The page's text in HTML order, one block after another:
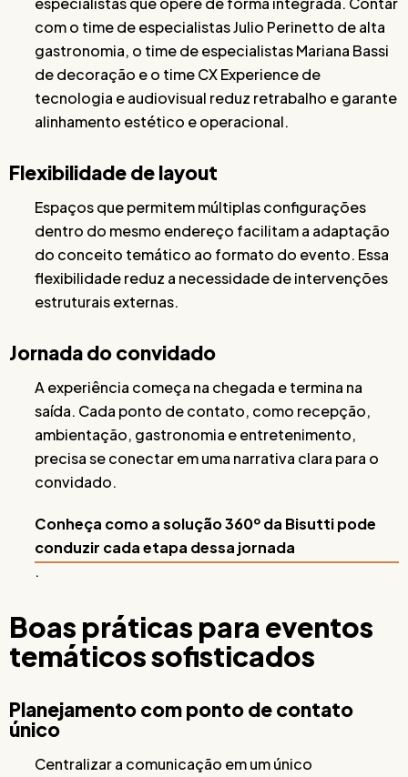
com o time de especialistas Julio Perinetto de alta
gastronomia, o time de especialistas Mariana Bassi
de decoração e o time CX Experience de
tecnologia e audiovisual reduz retrabalho e garante
alinhamento estético e operacional.
Flexibilidade de layout
Espaços que permitem múltiplas configurações
dentro do mesmo endereço facilitam a adaptação
do conceito temático ao formato do evento. Essa
flexibilidade reduz a necessidade de intervenções
estruturais externas.
Jornada do convidado
A experiência começa na chegada e termina na
saída. Cada ponto de contato, como recepção,
ambientação, gastronomia e entretenimento,
precisa se conectar em uma narrativa clara para o
convidado.
Conheça como a solução 360º da Bisutti pode
conduzir cada etapa dessa jornada
.
Boas práticas para eventos
temáticos sofisticados
Planejamento com ponto de contato
único
Centralizar a comunicação em um único